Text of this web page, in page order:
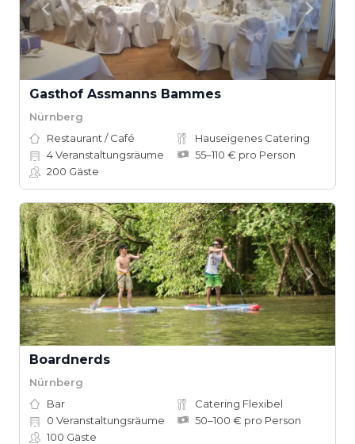
Gasthof Assmanns Bammes
Nürnberg
Restaurant / Café
Hauseigenes Catering
4Veranstaltungsräume
55–110 € pro Person
200 Gäste
Boardnerds
Nürnberg
Bar
Catering Flexibel
0 Veranstaltungsräume
50–100 € pro Person
100 Gäste